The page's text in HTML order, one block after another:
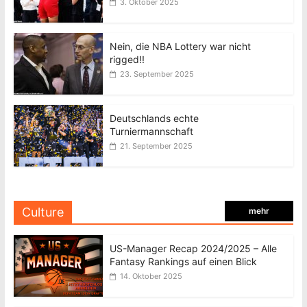
3. Oktober 2025
Nein, die NBA Lottery war nicht
rigged!!
23. September 2025
Deutschlands echte
Turniermannschaft
21. September 2025
Culture mehr
US-Manager Recap 2024/2025 – Alle
Fantasy Rankings auf einen Blick
14. Oktober 2025